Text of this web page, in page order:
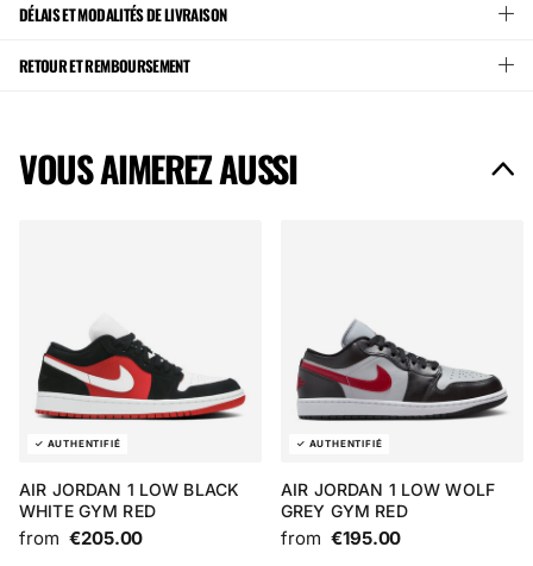
DÉLAIS ET MODALITÉS DE LIVRAISON
RETOUR ET REMBOURSEMENT
VOUS AIMEREZ AUSSI
AIR JORDAN 1 LOW BLACK
WHITE GYM RED
from €205.00
AIR JORDAN 1 LOW WOLF
GREY GYM RED
from €195.00